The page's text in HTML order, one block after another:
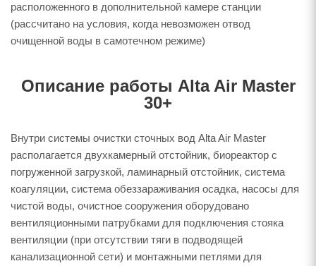
расположенного в дополнительной камере станции
(рассчитано на условия, когда невозможен отвод
очищенной воды в самотечном режиме)
Описание работы Alta Air Master
30+
Внутри системы очистки сточных вод Alta Air Master
располагается двухкамерный отстойник, биореактор с
погруженной загрузкой, ламинарный отстойник, система
коагуляции, система обеззараживания осадка, насосы для
чистой воды, очистное сооружения оборудовано
вентиляционными патрубками для подключения стояка
вентиляции (при отсутствии тяги в подводящей
канализационной сети) и монтажными петлями для